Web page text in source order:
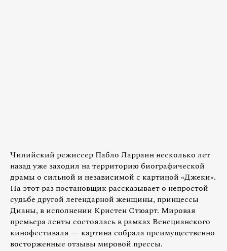
Чилийский режиссер Пабло Ларраин несколько лет
назад уже заходил на территорию биографической
драмы о сильной и независимой с картиной «Джеки».
На этот раз постановщик рассказывает о непростой
судьбе другой легендарной женщины, принцессы
Дианы, в исполнении Кристен Стюарт. Мировая
премьера ленты состоялась в рамках Венецианского
кинофестиваля — картина собрала преимущественно
восторженные отзывы мировой прессы.